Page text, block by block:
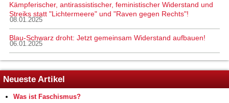
Kämpferischer, antirassistischer, feministischer Widerstand und
Streiks statt "Lichtermeere" und "Raven gegen Rechts"!
08.01.2025
Blau-Schwarz droht: Jetzt gemeinsam Widerstand aufbauen!
06.01.2025
Neueste Artikel
Was ist Faschismus?